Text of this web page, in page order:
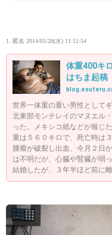
1. 匿名 2014/05/28(水) 11:51:54
体重400キ
はちま起稿
世界一体重の重い男性として
北東部モンテレイのマヌエル
った。メキシコ紙などが報じ
重は５６０キロで、死亡時は
腫瘤が破裂し出血、今月２日
は不明だが、心臓や腎臓が弱
結婚したが、３年半ほど前に離